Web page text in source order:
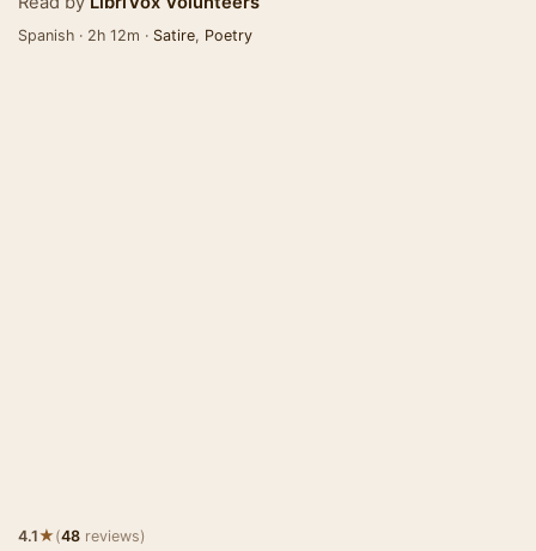
Spanish · 2h 12m · Satire, Poetry
4.1★(48 reviews)